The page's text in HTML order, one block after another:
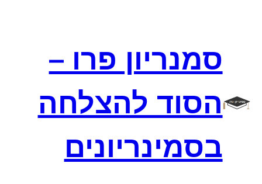
סמנריון פרו –
הסוד להצלחה
בסמינריונים